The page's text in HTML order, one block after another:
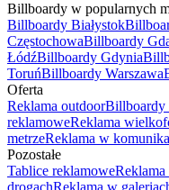
Billboardy w popularnych
Billboardy Białystok
CzęstochowaBillboardy
ŁódźBillboardy Gdynia
ToruńBillboardy Warszawa
Oferta
Reklama outdoorBillboardy
reklamoweReklama
metrzeReklama w
Pozostałe
Tablice reklamoweReklama
drogachReklama w